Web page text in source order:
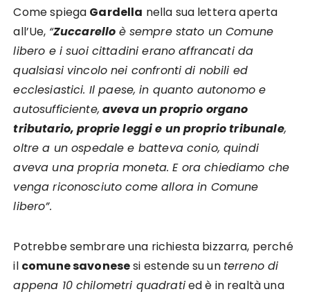
Come spiega Gardella nella sua lettera aperta
all’Ue, “Zuccarello è sempre stato un Comune
libero e i suoi cittadini erano affrancati da
qualsiasi vincolo nei confronti di nobili ed
ecclesiastici. Il paese, in quanto autonomo e
autosufficiente, aveva un proprio organo
tributario, proprie leggi e un proprio tribunale,
oltre a un ospedale e batteva conio, quindi
aveva una propria moneta. E ora chiediamo che
venga riconosciuto come allora in Comune
libero”.
Potrebbe sembrare una richiesta bizzarra, perché
il comune savonesesi estende su un terreno di
appena 10 chilometri quadratied è in realtà una